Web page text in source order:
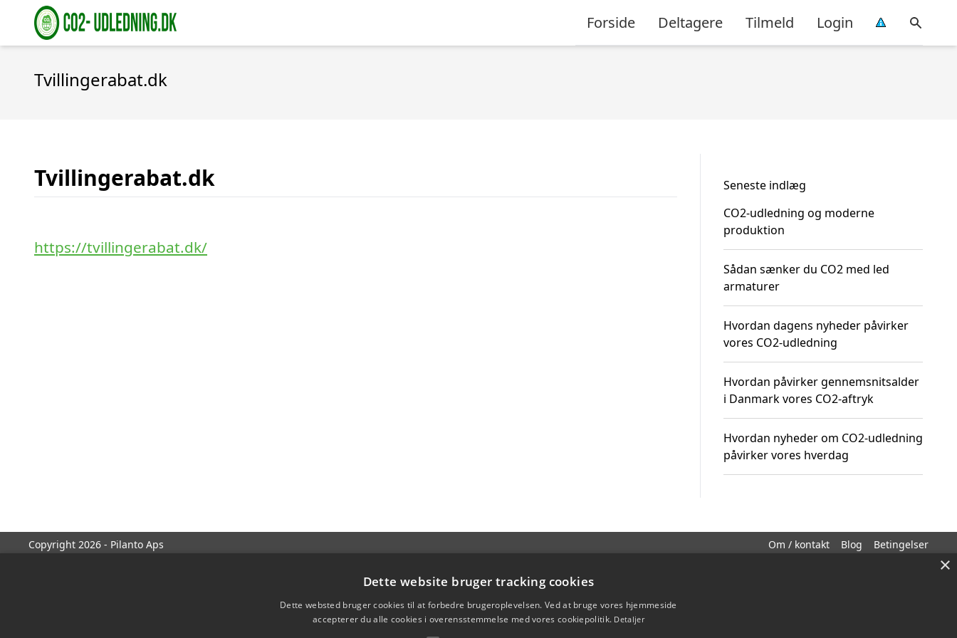
Forside Deltagere Tilmeld Login
Tvillingerabat.dk
Tvillingerabat.dk
https://tvillingerabat.dk/
Seneste indlæg
CO2-udledning og moderne
produktion
Sådan sænker du CO2 med led
armaturer
Hvordan dagens nyheder påvirker
vores CO2-udledning
Hvordan påvirker gennemsnitsalder
i Danmark vores CO2-aftryk
Hvordan nyheder om CO2-udledning
påvirker vores hverdag
Copyright 2026 - Pilanto Aps Om / kontakt Blog Betingelser
×
Dette website bruger tracking cookies
Dette websted bruger cookies til at forbedre brugeroplevelsen. Ved at bruge vores hjemmeside
accepterer du alle cookies i overensstemmelse med vores cookiepolitik. Detaljer